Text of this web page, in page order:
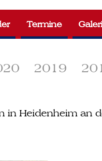
2019
Termine
in Heidenheim an